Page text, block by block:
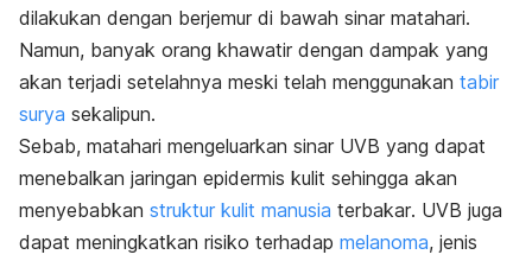
dilakukan dengan berjemur di bawah sinar matahari.
Namun, banyak orang khawatir dengan dampak yang
akan terjadi setelahnya meski telah menggunakan tabir
surya sekalipun.
Sebab, matahari mengeluarkan sinar UVB yang dapat
menebalkan jaringan epidermis kulit sehingga akan
menyebabkan struktur kulit manusia terbakar. UVB juga
dapat meningkatkan risiko terhadap melanoma, jenis